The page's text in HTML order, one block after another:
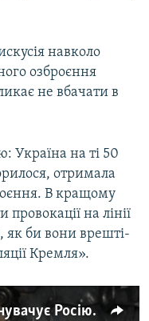
навколо
озброєння
не вбачати в
Україна на ті 50
отримала
В кращому
на лінії
як би вони врешті-
Кремля».
Спецпредставник США звинувачує Росію у веденні «гарячої війни» в Україні (відео)